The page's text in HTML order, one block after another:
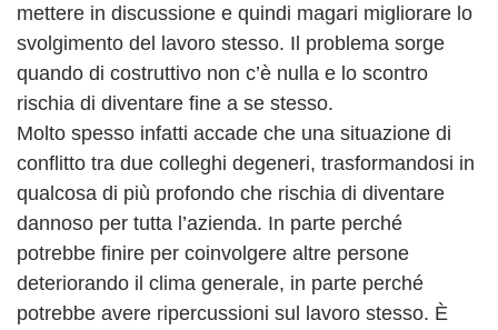
mettere in discussione e quindi magari migliorare lo
svolgimento del lavoro stesso. Il problema sorge
quando di costruttivo non c’è nulla e lo scontro
rischia di diventare fine a se stesso.
Molto spesso infatti accade che una situazione di
conflitto tra due colleghi degeneri, trasformandosi in
qualcosa di più profondo che rischia di diventare
dannoso per tutta l’azienda. In parte perché
potrebbe finire per coinvolgere altre persone
deteriorando il clima generale, in parte perché
potrebbe avere ripercussioni sul lavoro stesso. È